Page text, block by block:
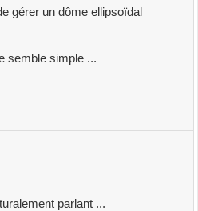
gérer un dôme ellipsoïdal
semble simple ...
parlant ...